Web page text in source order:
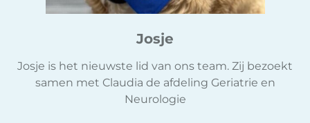
Josje
Josje is het nieuwste lid van ons team. Zij bezoekt
samen met Claudia de afdeling Geriatrie en
Neurologie